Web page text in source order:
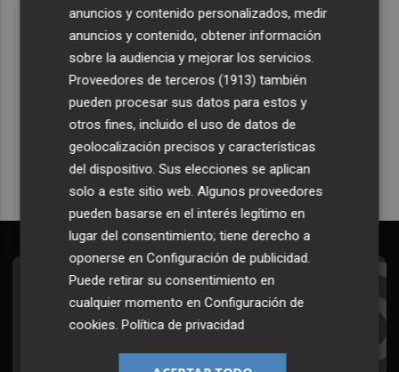
Recibe toda la actualidad de
Plaza Podcast en tu correo
Quiero suscribirme
Suscríbete al Boletín
Todos los días a primera hora en tu email
anuncios y contenido personalizados, medir
anuncios y contenido, obtener información
sobre la audiencia y mejorar los servicios.
Proveedores de terceros (1913) también
pueden procesar sus datos para estos y
otros fines, incluido el uso de datos de
geolocalización precisos y características
del dispositivo. Sus elecciones se aplican
solo a este sitio web. Algunos proveedores
pueden basarse en el interés legítimo en
lugar del consentimiento; tiene derecho a
oponerse enConfiguración de publicidad.
Puede retirar su consentimiento en
cualquier momento enConfiguración de
cookies.Política de privacidad